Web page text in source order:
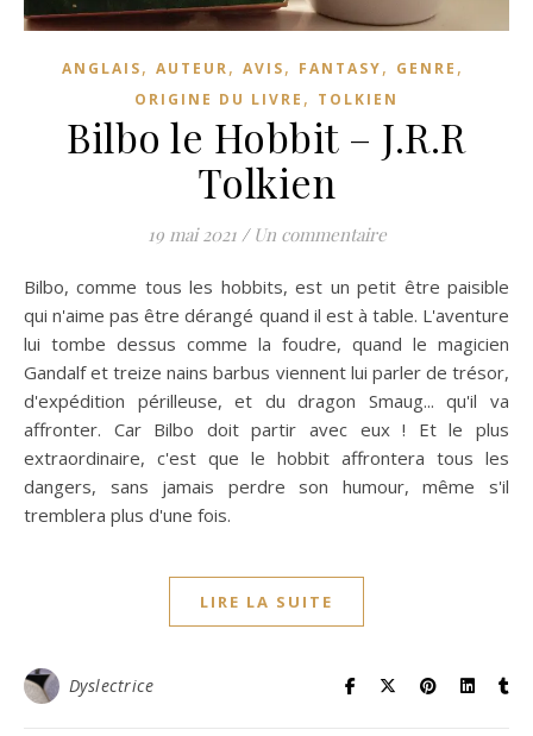
ANGLAIS, AUTEUR, AVIS, FANTASY, GENRE ,
ORIGINE DU LIVRE , TOLKIEN
Bilbo le Hobbit – J.R.R
Tolkien
19 mai 2021 / Un commentaire
Bilbo, comme tous les hobbits, est un petit être paisible
qui n'aime pas être dérangé quand il est à table. L'aventure
lui tombe dessus comme la foudre, quand le magicien
Gandalf et treize nains barbus viennent lui parler de trésor,
d'expédition périlleuse, et du dragon Smaug... qu'il va
affronter. Car Bilbo doit partir avec eux ! Et le plus
extraordinaire, c'est que le hobbit affrontera tous les
dangers, sans jamais perdre son humour, même s'il
tremblera plus d'une fois.
LIRE LA SUITE
Dyslectrice